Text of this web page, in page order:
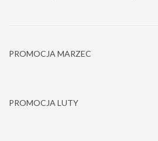
PROMOCJA MARZEC
PROMOCJA LUTY